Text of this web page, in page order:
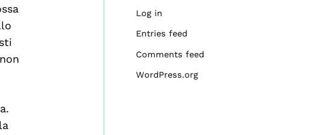
Log in
Entries feed
Comments feed
WordPress.org